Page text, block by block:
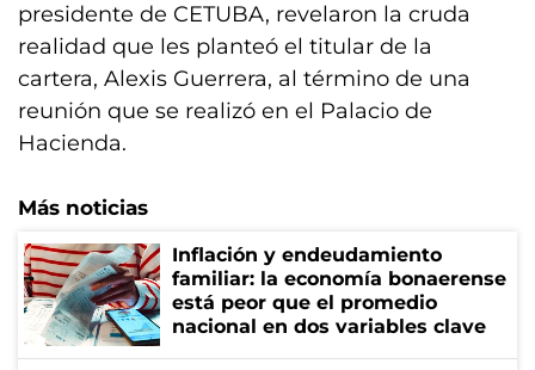
presidente de CETUBA, revelaron la cruda
realidad que les planteó el titular de la
cartera, Alexis Guerrera, al término de una
reunión que se realizó en el Palacio de
Hacienda.
Más noticias
Inflación y endeudamiento
familiar: la economía bonaerense
está peor que el promedio
nacional en dos variables clave